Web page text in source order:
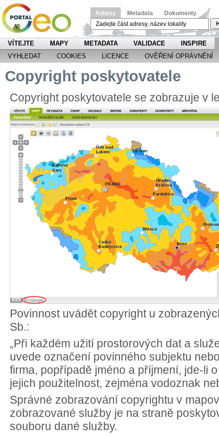
Adresy Metadata Dokumenty
VÍTEJTE MAPY METADATA VALIDACE
INSPIRE
VYHLEDAT
COOKIES LICENCE OVĚŘENÍ OPRÁVNĚNÍ
Copyright poskytovatele
Copyright poskytovatele se zobrazuje v
Povinnost uvádět copyright u
Sb.:
„Při každém užití prostorových dat a
uvede označení povinného subjektu
firma, popřípadě jméno a příjmení, jde-li
jejich použitelnost, zejména vodoznak
Správné zobrazování copyrightu v
zobrazované služby je na straně
souboru dané služby.